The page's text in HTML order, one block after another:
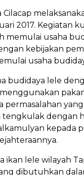
2017.
usaha
kebijakan
usaha
budidaya lele
dengan
kepada
ikan lele
dibutuhkan